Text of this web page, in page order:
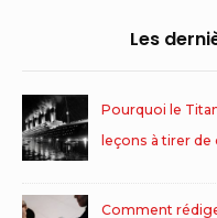
Les
Pourquoi le
leçons à tirer de
Comment